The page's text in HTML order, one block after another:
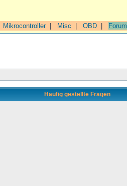
Mikrocontroller| Misc OBD Forum
Häufig gestellte Fragen